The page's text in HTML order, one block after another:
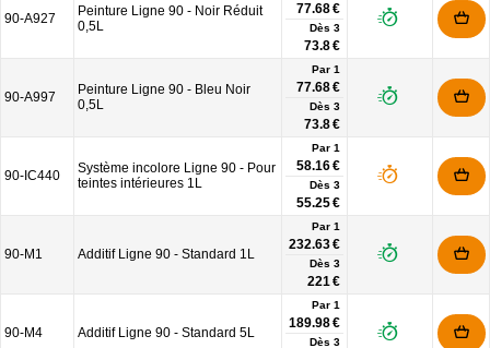
90-A927
Peinture Ligne 90 - Noir Réduit
0,5L
77.68 €
Dès 3
73.8 €
90-A997
Peinture Ligne 90 - Bleu Noir
0,5L
Par 1
77.68 €
Dès 3
73.8 €
90-IC440
Système incolore Ligne 90 - Pour
teintes intérieures 1L
Par 1
58.16 €
Dès 3
55.25 €
90-M1 Additif Ligne 90 - Standard 1L
Par 1
232.63 €
Dès 3
221 €
90-M4 Additif Ligne 90 - Standard 5L
Par 1
189.98 €
Dès 3